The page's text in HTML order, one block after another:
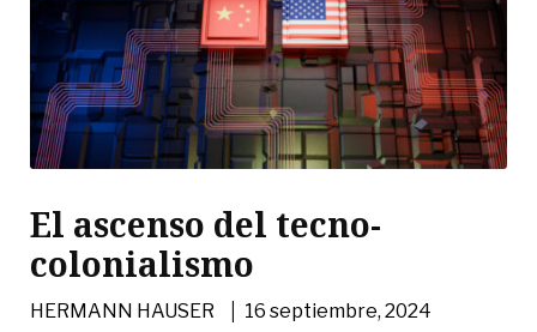
El ascenso del tecno-
colonialismo
HERMANN HAUSER | 16 septiembre, 2024